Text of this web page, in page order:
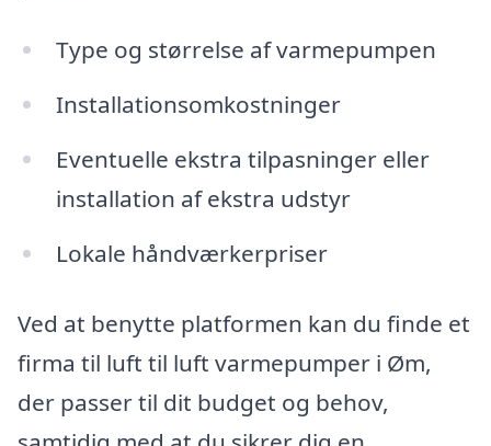
Type og størrelse af varmepumpen
Installationsomkostninger
Eventuelle ekstra tilpasninger eller
installation af ekstra udstyr
Lokale håndværkerpriser
Ved at benytte platformen kan du finde et
firma til luft til luft varmepumper i Øm,
der passer til dit budget og behov,